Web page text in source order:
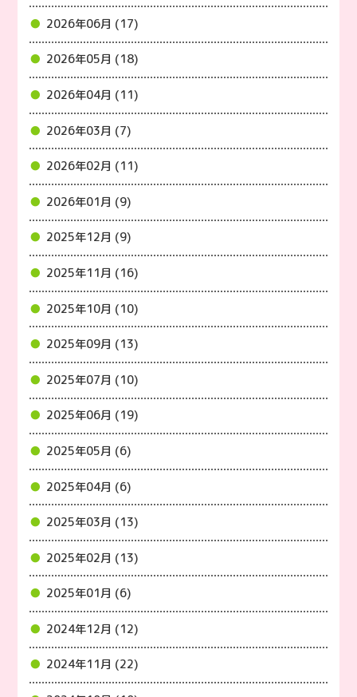
2026年06月 (17)
2026年05月 (18)
2026年04月 (11)
2026年03月 (7)
2026年02月 (11)
2026年01月 (9)
2025年12月 (9)
2025年11月 (16)
2025年10月 (10)
2025年09月 (13)
2025年07月 (10)
2025年06月 (19)
2025年05月 (6)
2025年04月 (6)
2025年03月 (13)
2025年02月 (13)
2025年01月 (6)
2024年12月 (12)
2024年11月 (22)